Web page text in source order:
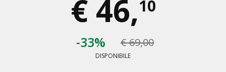
€ 46,10
-33% € 69,00
DISPONIBILE